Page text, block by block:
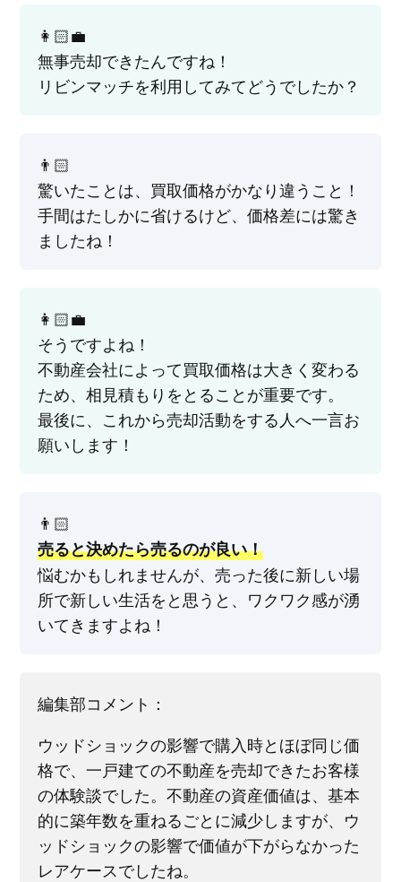
👩🏻‍💼
無事売却できたんですね！
リビンマッチを利用してみてどうでしたか？
👨🏻
驚いたことは、買取価格がかなり違うこと！
手間はたしかに省けるけど、価格差には驚き
ましたね！
👩🏻‍💼
そうですよね！
不動産会社によって買取価格は大きく変わる
ため、相見積もりをとることが重要です。
最後に、これから売却活動をする人へ一言お
願いします！
👨🏻
売ると決めたら売るのが良い！
悩むかもしれませんが、売った後に新しい場
所で新しい生活をと思うと、ワクワク感が湧
いてきますよね！
編集部コメント：
ウッドショックの影響で購入時とほぼ同じ価
格で、一戸建ての不動産を売却できたお客様
の体験談でした。不動産の資産価値は、基本
的に築年数を重ねるごとに減少しますが、ウ
ッドショックの影響で価値が下がらなかった
レアケースでしたね。